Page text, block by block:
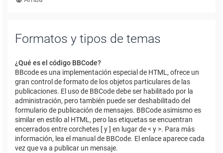
Formatos y tipos de temas
¿Qué es el código BBCode?
BBcode es una implementación especial de HTML, ofrece un
gran control de formato de los objetos particulares de las
publicaciones. El uso de BBCode debe ser habilitado por la
administración, pero también puede ser deshabilitado del
formulario de publicación de mensajes. BBCode asimismo es
similar en estilo al HTML, pero las etiquetas se encuentran
encerrados entre corchetes [ y ] en lugar de < y >. Para más
información, lea el manual de BBCode. El enlace aparece cada
vez que va a publicar un mensaje.